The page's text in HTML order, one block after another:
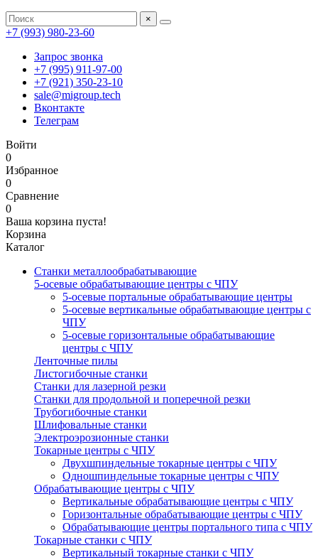
×
+7 (993) 980-23-60
Запрос звонка
+7 (995) 911-97-00
+7 (921) 350-23-10
sale@migroup.tech
Вконтакте
Телеграм
Войти
0
Избранное
0
Сравнение
0
Ваша корзина пуста!
Корзина
Каталог
Станки металлообрабатывающие
5-осевые обрабатывающие центры с ЧПУ
5-осевые портальные обрабатывающие центры
5-осевые вертикальные обрабатывающие центры с
ЧПУ
5-осевые горизонтальные обрабатывающие
центры с ЧПУ
Ленточные пилы
Листогибочные станки
Станки для лазерной резки
Станки для продольной и поперечной резки
Трубогибочные станки
Шлифовальные станки
Электроэрозионные станки
Токарные центры с ЧПУ
Двухшпиндельные токарные центры с ЧПУ
Одношпиндельные токарные центры с ЧПУ
Обрабатывающие центры с ЧПУ
Вертикальные обрабатывающие центры с ЧПУ
Горизонтальные обрабатывающие центры с ЧПУ
Обрабатывающие центры портального типа с ЧПУ
Токарные станки с ЧПУ
Вертикальный токарные станки с ЧПУ